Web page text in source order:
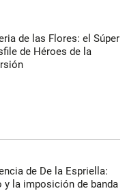
de las Flores: el Súper
de Héroes de la
de De la Espriella:
y la imposición de banda